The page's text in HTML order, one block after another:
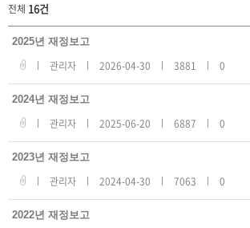
전체 16건
보
도
스
트
번
등
록
수
2025년 재정보고
관리자 2026-04-30 3881 0
2024년 재정보고
관리자 2025-06-20 6887 0
2023년 재정보고
관리자 2024-04-30 7063 0
2022년 재정보고